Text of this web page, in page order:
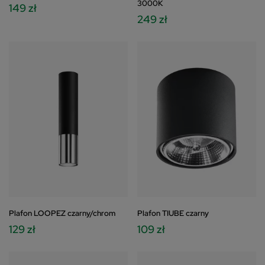
149 zł
3000K
249 zł
Plafon LOOPEZ czarny/chrom
129 zł
Plafon TIUBE czarny
109 zł